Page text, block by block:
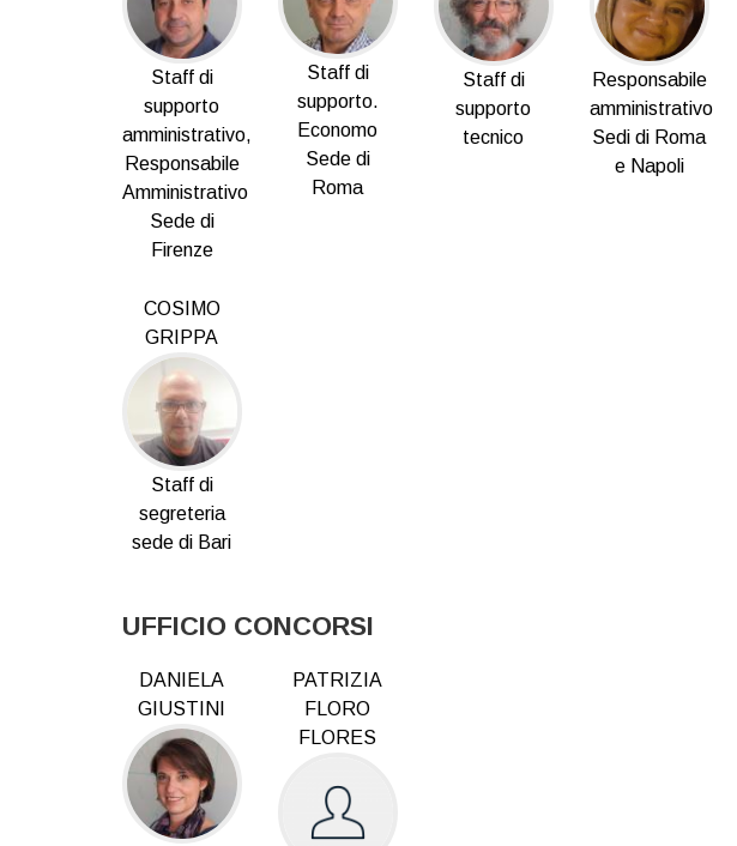
Staff di
supporto
amministrativo,
Responsabile
Amministrativo
Sede di
Firenze
Staff di
supporto.
Economo
Sede di
Roma
Staff di
supporto
tecnico
Responsabile
amministrativo
Sedi di Roma
e Napoli
COSIMO
GRIPPA
Staff di
segreteria
sede di Bari
UFFICIO CONCORSI
DANIELA
GIUSTINI
PATRIZIA
FLORO
FLORES